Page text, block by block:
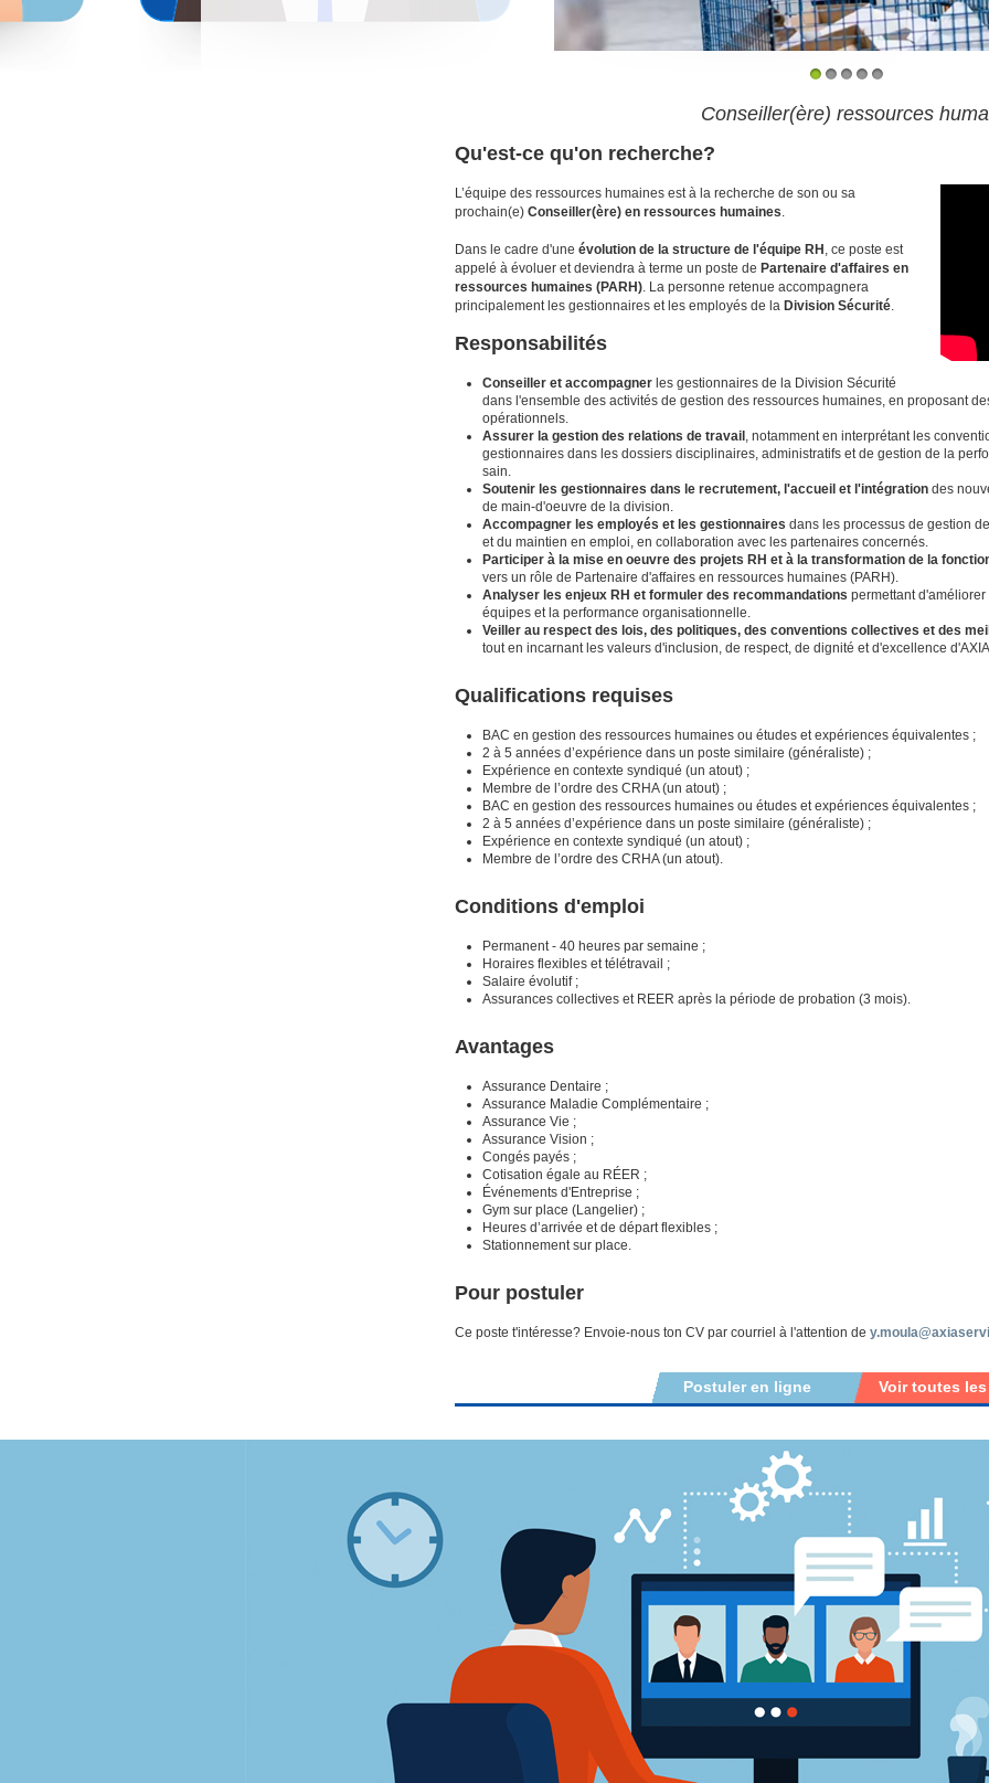
Conseiller(ère) ressources
Qu'est-ce qu'on recherche?
L’équipe des ressources humaines est à la recherche de son ou sa
prochain(e) Conseiller(ère) en ressources humaines.
Dans le cadre d'une évolution de la structure de l'équipe RH , ce poste est
appelé à évoluer et deviendra à terme un poste de Partenaire d'affaires en
ressources humaines (PARH). La personne retenue accompagnera
principalement les gestionnaires et les employés de la Division Sécurité.
Responsabilités
Conseiller et accompagner les gestionnaires de la Division Sécurité
dans l'ensemble des activités de gestion des ressources humaines, en proposant
opérationnels.
Assurer la gestion des relations de travail , notamment en interprétant les
gestionnaires dans les dossiers disciplinaires, administratifs et de gestion de la
sain.
Soutenir les gestionnaires dans le recrutement, l'accueil et l'intégration des
de main-d'oeuvre de la division.
Accompagner les employés et les gestionnaires dans les processus de gestion
et du maintien en emploi, en collaboration avec les partenaires concernés.
Participer à la mise en oeuvre des projets RH et à la transformation de la
vers un rôle de Partenaire d'affaires en ressources humaines (PARH).
Analyser les enjeux RH et formuler des recommandations permettant
équipes et la performance organisationnelle.
Veiller au respect des lois, des politiques, des conventions collectives et des
tout en incarnant les valeurs d'inclusion, de respect, de dignité et d'excellence
Qualifications requises
BAC en gestion des ressources humaines ou études et expériences équivalentes ;
2 à 5 années d’expérience dans un poste similaire (généraliste) ;
Expérience en contexte syndiqué (un atout) ;
Membre de l’ordre des CRHA (un atout) ;
BAC en gestion des ressources humaines ou études et expériences équivalentes ;
2 à 5 années d’expérience dans un poste similaire (généraliste) ;
Expérience en contexte syndiqué (un atout) ;
Membre de l’ordre des CRHA (un atout).
Conditions d'emploi
Permanent - 40 heures par semaine ;
Horaires flexibles et télétravail ;
Salaire évolutif ;
Assurances collectives et REER après la période de probation (3 mois).
Avantages
Assurance Dentaire ;
Assurance Maladie Complémentaire ;
Assurance Vie ;
Assurance Vision ;
Congés payés ;
Cotisation égale au RÉER ;
Événements d'Entreprise ;
Gym sur place (Langelier) ;
Heures d’arrivée et de départ flexibles ;
Stationnement sur place.
Pour postuler
Ce poste t'intéresse? Envoie-nous ton CV par courriel à l'attention de
Voir toutes
Postuler en ligne